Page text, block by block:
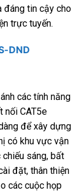
đáng tin cậy cho
trực tuyến.
DND
các tính năng
nối CAT5e
để xây dựng
có khu vực vận
chiếu sáng, bất
đặt, thân thiện
các cuộc họp